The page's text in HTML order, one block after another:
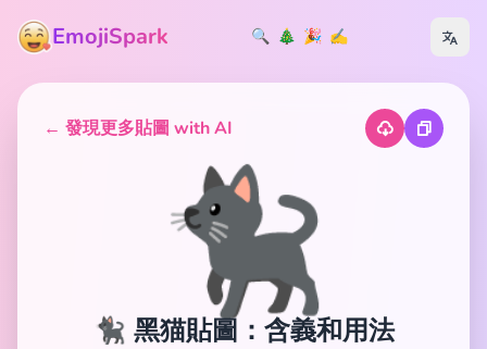
EmojiSpark 🔍 🎄 🎉 ✍️
← 發現更多貼圖 with AI
🐈‍⬛
🐈‍⬛ 黑猫貼圖：含義和用法